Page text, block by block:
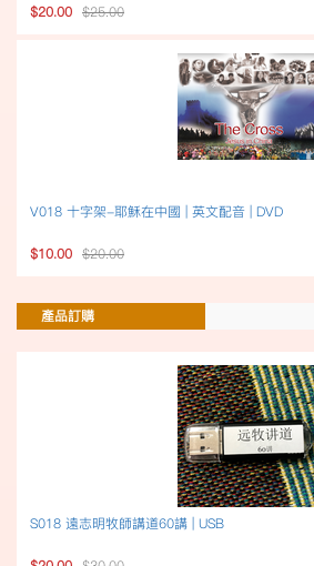
$20.00 $25.00
V018 十字架-耶穌在中國 | 英文配音 | DVD
$10.00 $20.00
產品訂購
S018 遠志明牧師講道60講 | USB